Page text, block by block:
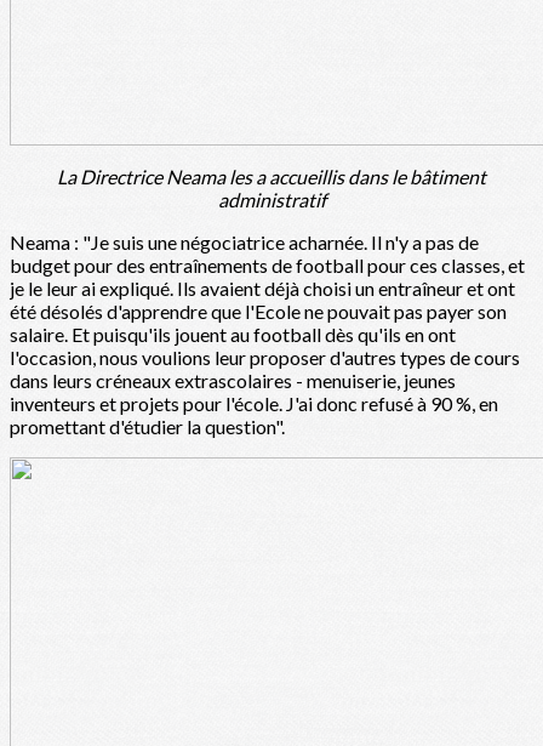
La Directrice Neama les a accueillis dans le bâtiment
administratif
Neama : "Je suis une négociatrice acharnée. Il n'y a pas de
budget pour des entraînements de football pour ces classes, et
je le leur ai expliqué. Ils avaient déjà choisi un entraîneur et ont
été désolés d'apprendre que l'Ecole ne pouvait pas payer son
salaire. Et puisqu'ils jouent au football dès qu'ils en ont
l'occasion, nous voulions leur proposer d'autres types de cours
dans leurs créneaux extrascolaires - menuiserie, jeunes
inventeurs et projets pour l'école. J'ai donc refusé à 90 %, en
promettant d'étudier la question".